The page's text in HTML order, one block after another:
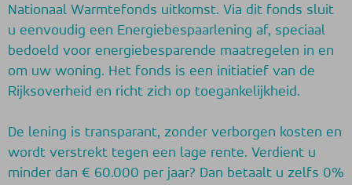
Nationaal Warmtefonds uitkomst. Via dit fonds sluit
u eenvoudig een Energiebespaarlening af, speciaal
bedoeld voor energiebesparende maatregelen in en
om uw woning. Het fonds is een initiatief van de
Rijksoverheid en richt zich op toegankelijkheid.
De lening is transparant, zonder verborgen kosten en
wordt verstrekt tegen een lage rente. Verdient u
minder dan € 60.000 per jaar? Dan betaalt u zelfs 0%